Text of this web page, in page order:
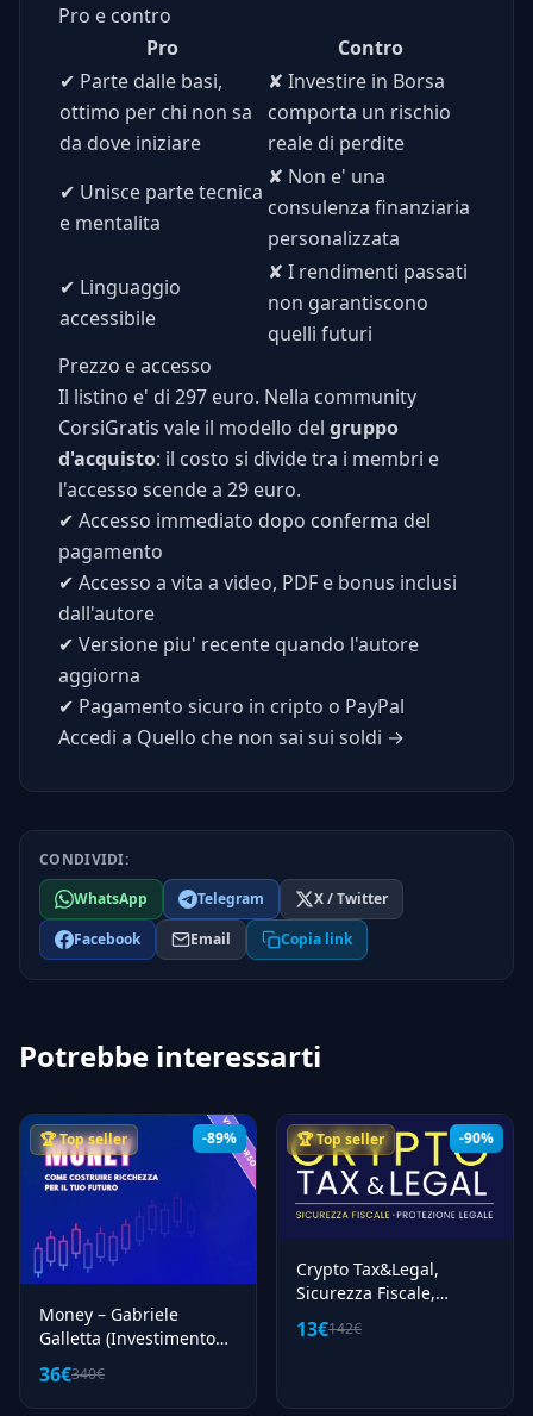
Pro e contro
Pro
Contro
✔ Parte dalle basi,
ottimo per chi non sa
da dove iniziare
✘ Investire in Borsa
comporta un rischio
reale di perdite
✔ Unisce parte tecnica
e mentalita
✘ Non e' una
consulenza finanziaria
personalizzata
✔ Linguaggio
accessibile
✘ I rendimenti passati
non garantiscono
quelli futuri
Prezzo e accesso
Il listino e' di 297 euro. Nella community
CorsiGratis vale il modello del gruppo
d'acquisto: il costo si divide tra i membri e
l'accesso scende a 29 euro.
✔ Accesso immediato dopo conferma del
pagamento
✔ Accesso a vita a video, PDF e bonus inclusi
dall'autore
✔ Versione piu' recente quando l'autore
aggiorna
✔ Pagamento sicuro in cripto o PayPal
Accedi a Quello che non sai sui soldi →
CONDIVIDI:
WhatsApp
Telegram
X / Twitter
Facebook
Email Copia link
Potrebbe interessarti
-89%
🏆 Top seller
Money – Gabriele
Galletta (Investimento
36€340€
-90%
🏆 Top seller
Crypto Tax&Legal,
Sicurezza Fiscale,
Protezione Legale –
Carlo Alberto Micheli
13€142€